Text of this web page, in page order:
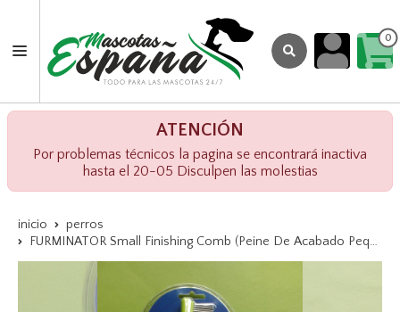
0
ATENCIÓN
Por problemas técnicos la pagina se encontrará inactiva
hasta el 20-05 Disculpen las molestias
inicio
perros
FURMINATOR Small Finishing Comb (Peine De Acabado Pequeño)